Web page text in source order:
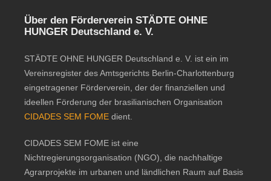
Über den Förderverein STÄDTE OHNE
HUNGER Deutschland e. V.
STÄDTE OHNE HUNGER Deutschland e. V. ist ein im
Vereinsregister des Amtsgerichts Berlin-Charlottenburg
eingetragener Förderverein, der der finanziellen und
ideellen Förderung der brasilianischen Organisation
CIDADES SEM FOME dient.
CIDADES SEM FOME ist eine
Nichtregierungsorganisation (NGO), die nachhaltige
Agrarprojekte im urbanen und ländlichen Raum auf Basis